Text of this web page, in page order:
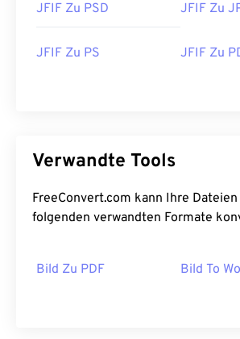
JFIF Zu PSD JFIF Zu
JFIF Zu PS JFIF Zu
Verwandte Tools
FreeConvert.com kann Ihre
folgenden verwandten Formate
Bild Zu PDF Bild To